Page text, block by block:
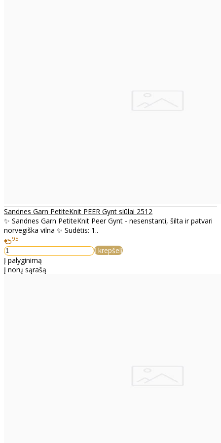
Sandnes Garn PetiteKnit PEER Gynt siūlai 2512
✨ Sandnes Garn PetiteKnit Peer Gynt - nesenstanti, šilta ir patvari
norvegiška vilna ✨ Sudėtis: 1..
€595
Į krepšelį
Į palyginimą
Į norų sąrašą